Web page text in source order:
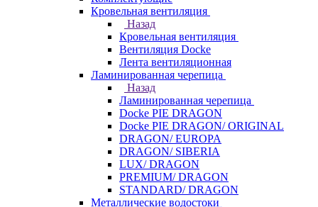
Кровельная вентиляция
Назад
Кровельная вентиляция
Вентиляция Docke
Лента вентиляционная
Ламинированная черепица
Назад
Ламинированная черепица
Docke PIE DRAGON
Docke PIE DRAGON/ ORIGINAL
DRAGON/ EUROPA
DRAGON/ SIBERIA
LUX/ DRAGON
PREMIUM/ DRAGON
STANDARD/ DRAGON
Металлические водостоки